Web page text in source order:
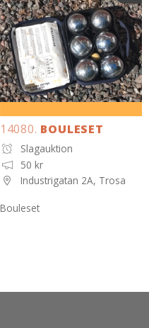
14080. BOULESET
Slagauktion
50 kr
Industrigatan 2A, Trosa
Bouleset